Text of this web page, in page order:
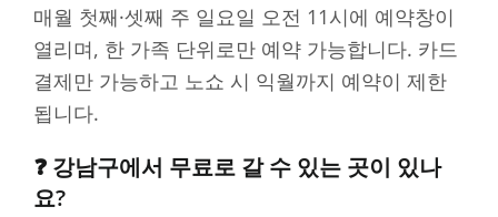
매월 첫째·셋째 주 일요일 오전 11시에 예약창이
열리며, 한 가족 단위로만 예약 가능합니다. 카드
결제만 가능하고 노쇼 시 익월까지 예약이 제한
됩니다.
❓ 강남구에서 무료로 갈 수 있는 곳이 있나
요?